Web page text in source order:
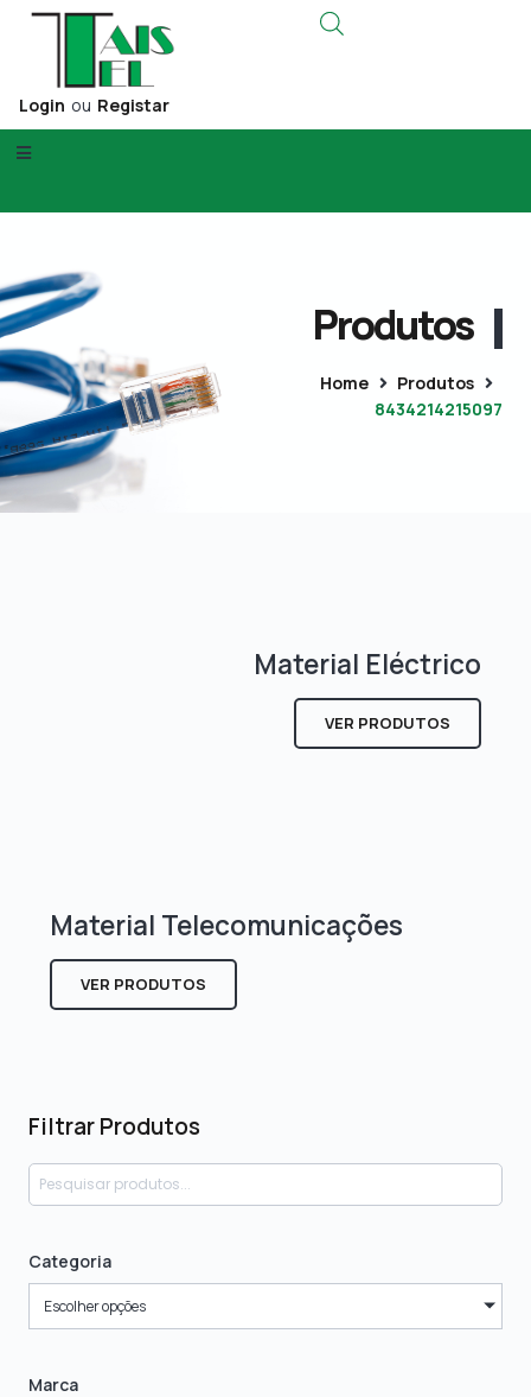
Login ou Registar
Produtos
Home
Produtos
8434214215097
Filtrar Produtos
Categoria
Escolher opções
Marca
Material Eléctrico
VER PRODUTOS
Material Telecomunicações
VER PRODUTOS